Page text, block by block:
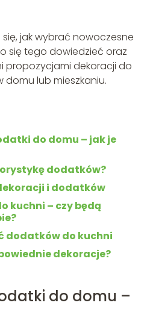
jak wybrać nowoczesne
się tego dowiedzieć oraz
propozycjami dekoracji do
domu lub mieszkaniu.
do domu – jak je
dodatków?
i dodatków
kuchni – czy będą
dodatków do kuchni
dekoracje?
do domu –